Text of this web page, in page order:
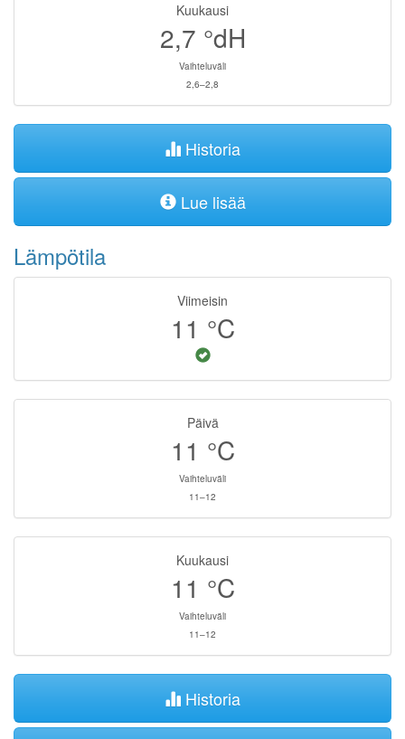
Kuukausi
2,7 °dH
Vaihteluväli
2,6–2,8
Historia
Lue lisää
Lämpötila
Viimeisin
11 °C
Päivä
11 °C
Vaihteluväli
11–12
Kuukausi
11 °C
Vaihteluväli
11–12
Historia